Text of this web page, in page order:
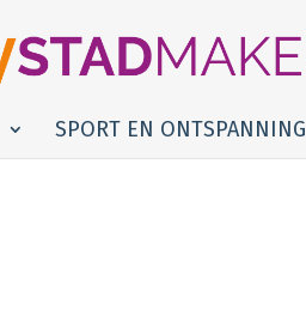
SPORT EN ONTSPANNING